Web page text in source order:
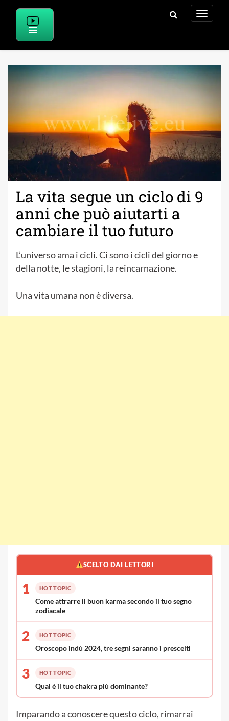
La vita segue un ciclo di 9
anni che può aiutarti a
cambiare il tuo futuro
L’universo ama i cicli. Ci sono i cicli del giorno e
della notte, le stagioni, la reincarnazione.
Una vita umana non è diversa.
SCELTO DAI LETTORI
1 HOT TOPIC
Come attrarre il buon karma secondo il tuo segno
zodiacale
2 HOT TOPIC
Oroscopo indù 2024, tre segni saranno i prescelti
3 HOT TOPIC
Qual è il tuo chakra più dominante?
Imparando a conoscere questo ciclo, rimarrai